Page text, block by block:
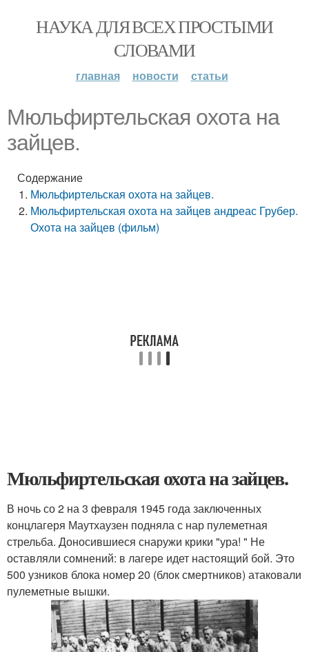
НАУКА ДЛЯ ВСЕХ ПРОСТЫМИ
СЛОВАМИ
главная новости статьи
Мюльфиртельская охота на
зайцев.
Содержание
Мюльфиртельская охота на зайцев.
Мюльфиртельская охота на зайцев андреас Грубер.
Охота на зайцев (фильм)
Мюльфиртельская охота на зайцев.
В ночь со 2 на 3 февраля 1945 года заключенных
концлагеря Маутхаузен подняла с нар пулеметная
стрельба. Доносившиеся снаружи крики "ура! " Не
оставляли сомнений: в лагере идет настоящий бой. Это
500 узников блока номер 20 (блок смертников) атаковали
пулеметные вышки.